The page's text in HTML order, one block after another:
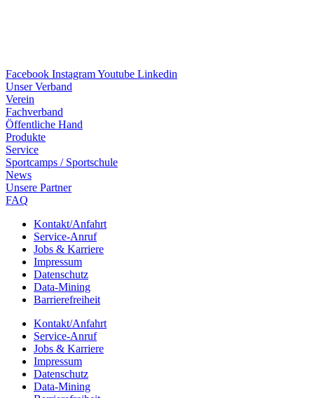
Facebook InstagramYoutube Linkedin
Unser Verband
Verein
Fach­ver­band
Öffent­li­che Hand
Produkte
Service
Sport­camps / Sportschule
News
Unsere Part­ner
FAQ
Kontakt/​​Anfahrt
Service-Anruf
Jobs & Karriere
Impres­sum
Daten­schutz
Data-Mining
Barrie­re­frei­heit
Kontakt/​​Anfahrt
Service-Anruf
Jobs & Karriere
Impres­sum
Daten­schutz
Data-Mining